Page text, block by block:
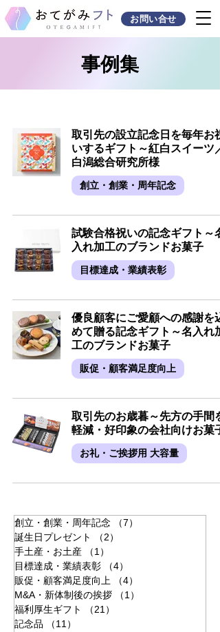
お問い合せ
事例集
取引先の設立記念日を毎年お祝
いするギフト～紅白スイーツ／
白潟総合研究所様
創立・創業・周年記念
試験合格祝いの記念ギフト～名
入れ加工のブランドお菓子
目標達成・業績表彰
優良顧客にご愛顧への感謝を込
めて贈る記念ギフト～名入れ加
工のブランドお菓子
販促・顧客満足度向上
取引先のお歳暮～先方の手間を
軽減・好印象の会社向けお菓子
お礼・ご挨拶用 大容量
創立・創業・周年記念 （7）
誕生日プレゼント
（2）
手土産・お土産
（1）
目標達成・業績表彰
（4）
販促・顧客満足度向上
（4）
M&A・新体制後の挨拶
（1）
福利厚生ギフト
（21）
記念品
（11）